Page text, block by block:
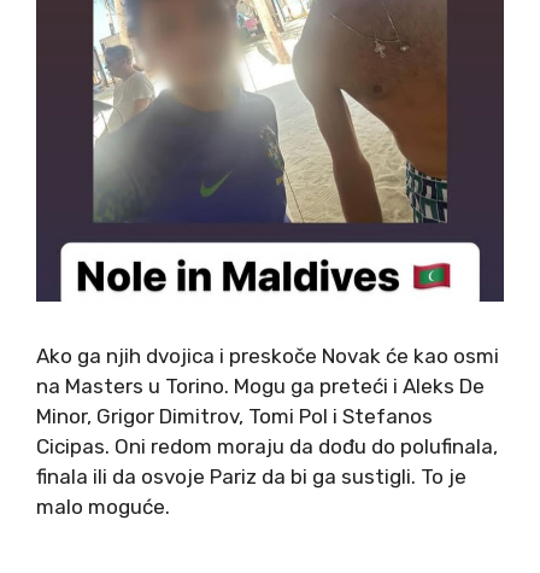
Ako ga njih dvojica i preskoče Novak će kao osmi
na Masters u Torino. Mogu ga preteći i Aleks De
Minor, Grigor Dimitrov, Tomi Pol i Stefanos
Cicipas. Oni redom moraju da dođu do polufinala,
finala ili da osvoje Pariz da bi ga sustigli. To je
malo moguće.